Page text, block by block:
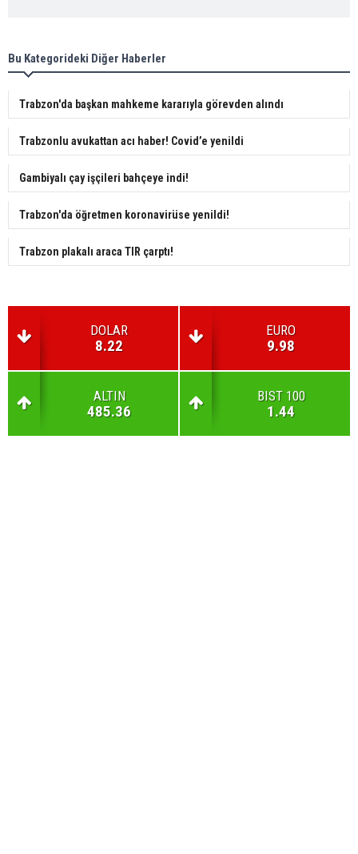
Bu Kategorideki Diğer Haberler
Trabzon'da başkan mahkeme kararıyla görevden alındı
Trabzonlu avukattan acı haber! Covid’e yenildi
Gambiyalı çay işçileri bahçeye indi!
Trabzon'da öğretmen koronavirüse yenildi!
Trabzon plakalı araca TIR çarptı!
DOLAR
8.22
EURO
9.98
ALTIN
485.36
BIST 100
1.44